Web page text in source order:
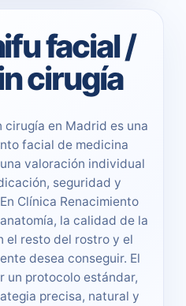
facial /
cirugía
en Madrid es una
facial de medicina
valoración individual
seguridad y
Clínica Renacimiento
la calidad de la
el resto del rostro y el
desea conseguir. El
un protocolo estándar,
precisa, natural y